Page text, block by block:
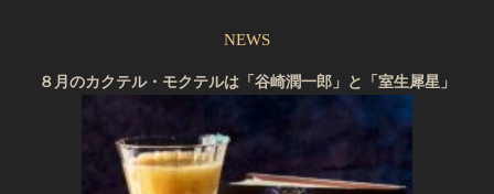
NEWS
８月のカクテル・モクテルは「谷崎潤一郎」と「室生犀星」